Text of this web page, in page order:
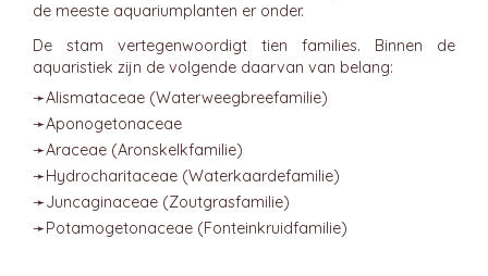
de meeste aquariumplanten er onder.
De stam vertegenwoordigt tien families. Binnen de
aquaristiek zijn de volgende daarvan van belang:
➛Alismataceae (Waterweegbreefamilie)
➛Aponogetonaceae
➛Araceae (Aronskelkfamilie)
➛Hydrocharitaceae (Waterkaardefamilie)
➛Juncaginaceae (Zoutgrasfamilie)
➛Potamogetonaceae (Fonteinkruidfamilie)